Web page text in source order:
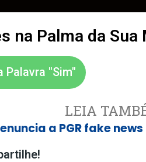
na Palma da Sua
Palavra "Sim"
LEIA